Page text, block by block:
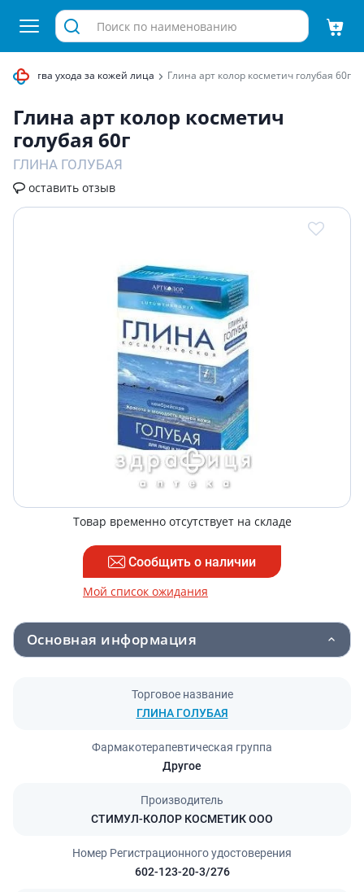
средства ухода за кожей лица Глина арт колор косметич голубая 60г
Глина арт колор косметич
голубая 60г
ГЛИНА ГОЛУБАЯ
оставить отзыв
Товар временно отсутствует на складе
Сообщить о наличии
Мой список ожидания
Основная информация
Торговое название
ГЛИНА ГОЛУБАЯ
Фармакотерапевтическая группа
Другое
Производитель
СТИМУЛ-КОЛОР КОСМЕТИК ООО
Номер Регистрационного удостоверения
602-123-20-3/276